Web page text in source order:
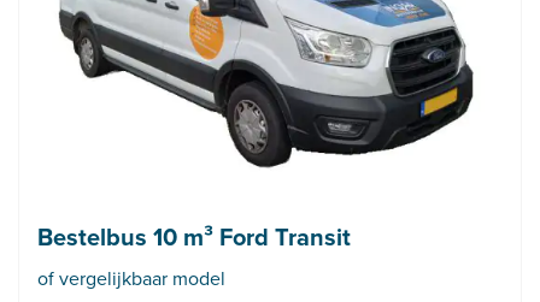
Bestelbus 10 m³ Ford Transit
of vergelijkbaar model